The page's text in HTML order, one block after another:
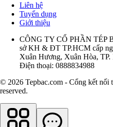
Liên hệ
Tuyển dụng
Giới thiệu
CÔNG TY CỔ PHẦN TÉP
sở KH & ĐT TP.HCM cấp
Xuân Hương, Xuân Hòa, TP.
Điện thoại: 0888834988
© 2026 Tepbac.com - Cổng kết nối
reserved.